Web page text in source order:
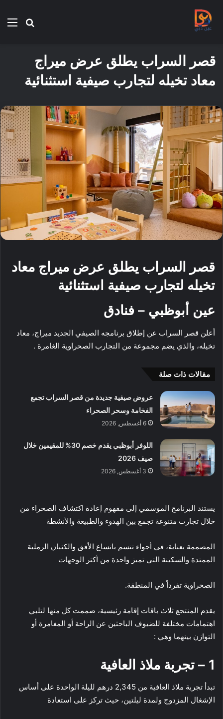
بحث
قصر السراب يطلق عرض ميراج
معاد تخيله لتجارب صيفية استثنائية
قصر السراب يطلق عرض ميراج معاد
تخيله لتجارب صيفية استثنائية
عين أبوظبي – فنادق
أعلن قصر السراب عن إطلاق برنامجه الصيفي الجديد ميراج، معاد
تخيله، والذي يضم مجموعة من التجارب الصحراوية الغامرة .
مقالات ذات صلة
عروض صيفية جديدة من قصر السراب تجمع
الفخامة وسحر الصحراء
6 أغسطس, 2026
اللوفر أبوظبي يقدم خصم 30% للمقيمين خلال
صيف 2026
3 أغسطس, 2026
يستند البرنامج الموسمي إلى مفهوم إعادة اكتشاف الصحراء من
خلال تجارب متنوعة تجمع بين الهدوء والطبيعة والأنشطة
المصممة بعناية، في أجواء تتسم باتساع الأفق والكثبان الرملية
الممتدة والسكينة التي تميز واحدة من أكثر الوجهات
الصحراوية تفرداً في المنطقة.
يقدم المنتجع ثلاث باقات إقامة رئيسية، صممت كل منها لتلبي
اهتمامات مختلفة للضيوف الباحثين عن الراحة أو المغامرة أو
التوازن بينهما وهي :
1 – تجربة ملاذ العافية
تبدأ تجربة ملاذ العافية من 2,345 درهم لليلة الواحدة على أساس
الإشغال المزدوج ولمدة ليلتين، حيث تركز على استعادة